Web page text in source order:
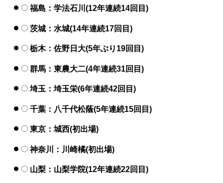
福島：学法石川(12年連続14回目)
茨城：水城(14年連続17回目)
栃木：佐野日大(5年ぶり19回目)
群馬：東農大二(4年連続31回目)
埼玉：埼玉栄(6年連続42回目)
千葉：八千代松蔭(5年連続15回目)
東京：城西(初出場)
神奈川：川崎橘(初出場)
山梨：山梨学院(12年連続22回目)